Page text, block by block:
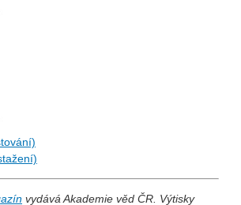
vydává Akademie věd ČR. Výtisky